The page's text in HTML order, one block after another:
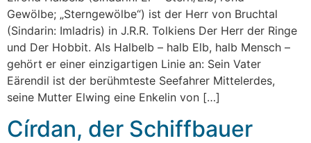
Gewölbe; „Sterngewölbe“) ist der Herr von Bruchtal
(Sindarin: Imladris) in J.R.R. Tolkiens Der Herr der Ringe
und Der Hobbit. Als Halbelb – halb Elb, halb Mensch –
gehört er einer einzigartigen Linie an: Sein Vater
Eärendil ist der berühmteste Seefahrer Mittelerdes,
seine Mutter Elwing eine Enkelin von […]
Círdan, der Schiffbauer